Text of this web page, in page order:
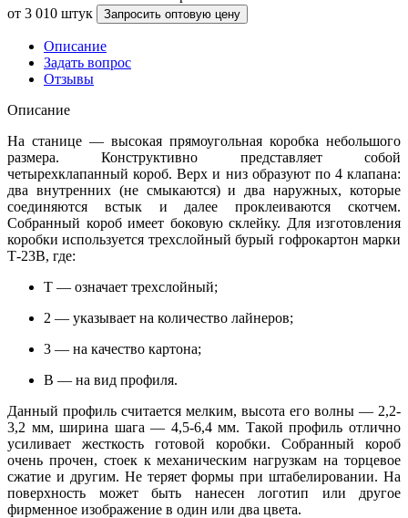
от 3 010 штук
Запросить оптовую цену
Описание
Задать вопрос
Отзывы
Описание
На станице — высокая прямоугольная коробка небольшого
размера. Конструктивно представляет собой
четырехклапанный короб. Верх и низ образуют по 4 клапана:
два внутренних (не смыкаются) и два наружных, которые
соединяются встык и далее проклеиваются скотчем.
Собранный короб имеет боковую склейку. Для изготовления
коробки используется трехслойный бурый гофрокартон марки
Т-23В, где:
Т — означает трехслойный;
2 — указывает на количество лайнеров;
3 — на качество картона;
В — на вид профиля.
Данный профиль считается мелким, высота его волны — 2,2-
3,2 мм, ширина шага — 4,5-6,4 мм. Такой профиль отлично
усиливает жесткость готовой коробки. Собранный короб
очень прочен, стоек к механическим нагрузкам на торцевое
сжатие и другим. Не теряет формы при штабелировании. На
поверхность может быть нанесен логотип или другое
фирменное изображение в один или два цвета.